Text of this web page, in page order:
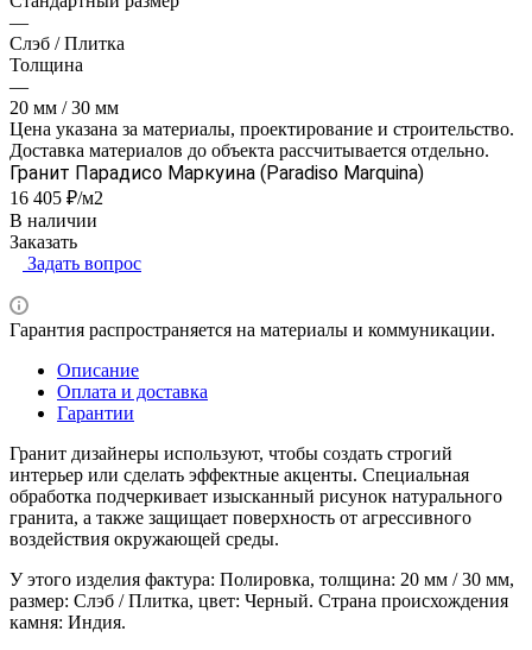
—
Слэб / Плитка
Толщина
—
20 мм / 30 мм
Цена указана за материалы, проектирование и строительство.
Доставка материалов до объекта рассчитывается отдельно.
Гранит Парадисо Маркуина (Paradiso Marquina)
16 405 ₽/м2
В наличии
Заказать
Задать вопрос
Гарантия распространяется на материалы и коммуникации.
Описание
Оплата и доставка
Гарантии
Гранит дизайнеры используют, чтобы создать строгий
интерьер или сделать эффектные акценты. Специальная
обработка подчеркивает изысканный рисунок натурального
гранита, а также защищает поверхность от агрессивного
воздействия окружающей среды.
У этого изделия фактура: Полировка, толщина: 20 мм / 30 мм,
размер: Слэб / Плитка, цвет: Черный. Страна происхождения
камня: Индия.